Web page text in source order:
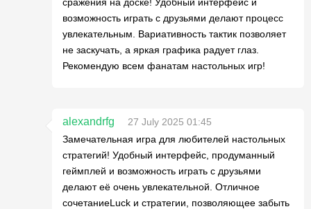
возможность играть с друзьями делают процесс
увлекательным. Вариативность тактик позволяет
не заскучать, а яркая графика радует глаз.
Рекомендую всем фанатам настольных игр!
alexandrfg
27 July 2025 01:45
Замечательная игра для любителей настольных
стратегий! Удобный интерфейс, продуманный
геймплей и возможность играть с друзьями
делают её очень увлекательной. Отличное
сочетаниеLuck и стратегии, позволяющее забыть